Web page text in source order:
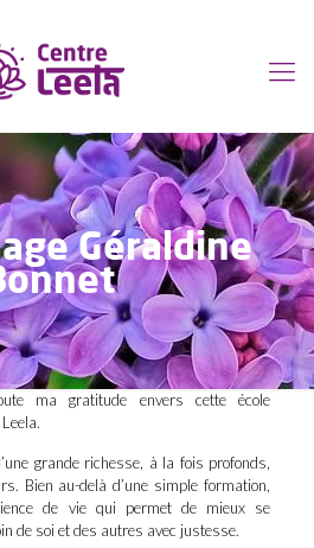
Géraldine
ma gratitude envers cette école
grande richesse, à la fois profonds,
Bien au-delà d’une simple formation,
de vie qui permet de mieux se
de soi et des autres avec justesse.